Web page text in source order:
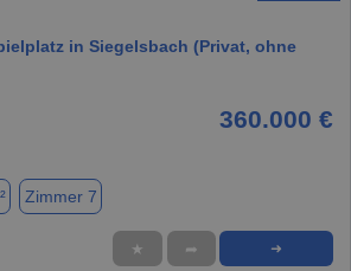
in Siegelsbach (Privat, ohne
360.000 €
Zimmer 7
★ ➦ ➜